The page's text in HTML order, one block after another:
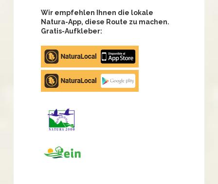
Wir empfehlen Ihnen die lokale
Natura-App, diese Route zu machen.
Gratis-Aufkleber:
Apple
store
Google
Play